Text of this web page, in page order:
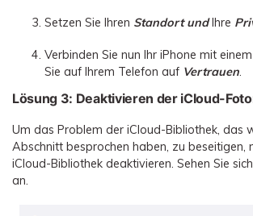
Setzen Sie Ihren Standort undIhre
Verbinden Sie nun Ihr iPhone mit
Sie auf Ihrem Telefon auf Vertrauen.
Lösung 3: Deaktivieren der iCloud-
Um das Problem der iCloud-Bibliothek, das
Abschnitt besprochen haben, zu beseitigen,
iCloud-Bibliothek deaktivieren. Sehen Sie
an.